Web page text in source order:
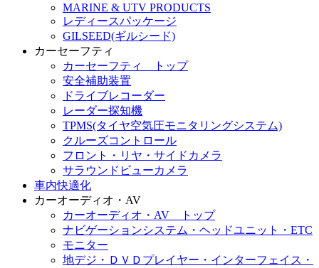
MARINE & UTV PRODUCTS
レディースパッケージ
GILSEED(ギルシード)
カーセーフティ
カーセーフティ トップ
安全補助装置
ドライブレコーダー
レーダー探知機
TPMS(タイヤ空気圧モニタリングシステム)
クルーズコントロール
フロント・リヤ・サイドカメラ
サラウンドビューカメラ
車内快適化
カーオーディオ・AV
カーオーディオ・AV トップ
ナビゲーションシステム・ヘッドユニット・ETC
モニター
地デジ・ＤＶＤプレイヤー・インターフェイス・